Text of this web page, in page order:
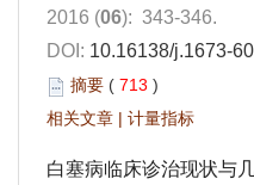
2016 (06): 343-346.
DOI: 10.16138/j.1673-
摘要 ( 713 )
相关文章 | 计量指标
白塞病临床诊治现状与